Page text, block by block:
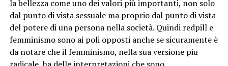
la bellezza come uno dei valori più importanti, non solo
dal punto di vista sessuale ma proprio dal punto di vista
del potere di una persona nella società. Quindi redpill e
femminismo sono ai poli opposti anche se sicuramente è
da notare che il femminismo, nella sua versione piu
radicale, ha delle interpretazioni che sono